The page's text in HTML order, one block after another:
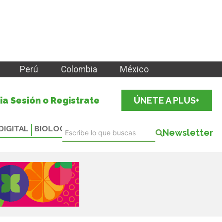
Perú Colombia México
Sesión o Registrate ÚNETE A PLUS+
BIOLOGICALS Newsletter